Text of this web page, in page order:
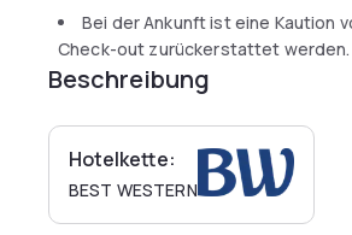
Bei der Ankunft ist eine Kaution
Check-out zurückerstattet werden.
Beschreibung
Hotelkette:
BEST WESTERN